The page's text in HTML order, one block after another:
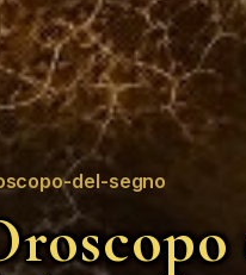
del-segno